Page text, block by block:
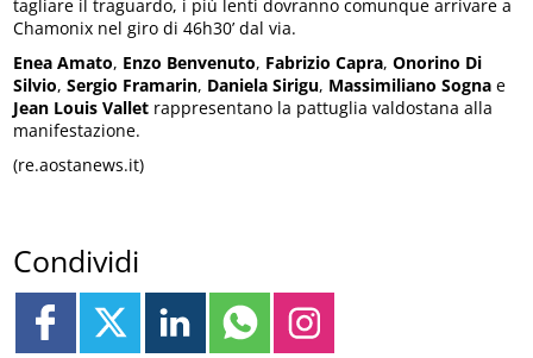
tagliare il traguardo, i più lenti dovranno comunque arrivare a
Chamonix nel giro di 46h30’ dal via.
Enea Amato, Enzo Benvenuto, Fabrizio Capra,Onorino Di
Silvio,Sergio Framarin, Daniela Sirigu, Massimiliano Sogna e
Jean Louis Vallet rappresentano la pattuglia valdostana alla
manifestazione.
(re.aostanews.it)
Condividi